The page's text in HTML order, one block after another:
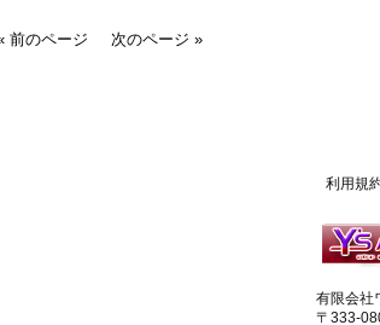
前のページ 次のページ »
利用規
有限会社
〒333-